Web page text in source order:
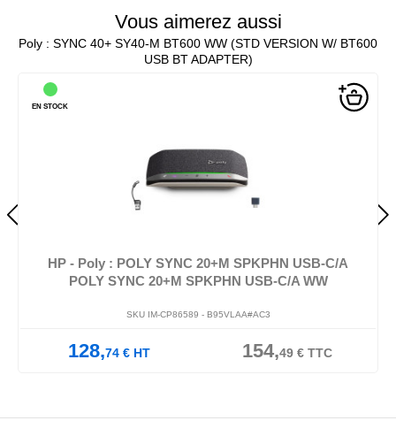
Vous aimerez aussi
Poly : SYNC 40+ SY40-M BT600 WW (STD VERSION W/ BT600
USB BT ADAPTER)
HP - Poly : POLY SYNC 20+M SPKPHN USB-C/A
POLY SYNC 20+M SPKPHN USB-C/A WW
SKU IM-CP86589 - B95VLAA#AC3
128,74 € HT 154,49€TTC
EN STOCK